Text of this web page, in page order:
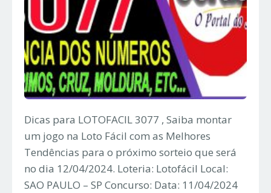
Dicas para LOTOFACIL 3077 , Saiba montar
um jogo na Loto Fácil com as Melhores
Tendências para o próximo sorteio que será
no dia 12/04/2024. Loteria: Lotofácil Local:
SAO PAULO – SP Concurso: Data: 11/04/2024